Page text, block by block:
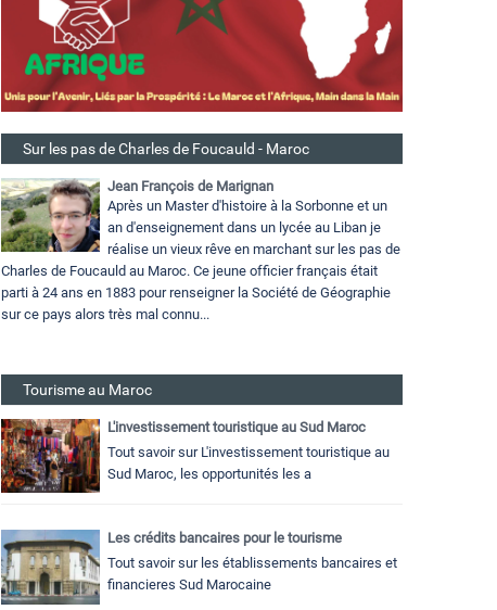
Sur les pas de Charles de Foucauld - Maroc
Jean François de Marignan
Après un Master d'histoire à la Sorbonne et un
an d'enseignement dans un lycée au Liban je
réalise un vieux rêve en marchant sur les pas de
Charles de Foucauld au Maroc. Ce jeune officier français était
parti à 24 ans en 1883 pour renseigner la Société de Géographie
sur ce pays alors très mal connu...
Tourisme au Maroc
L'investissement touristique au Sud Maroc
Tout savoir sur L'investissement touristique au
Sud Maroc, les opportunités les a
Les crédits bancaires pour le tourisme
Tout savoir sur les établissements bancaires et
financieres Sud Marocaine